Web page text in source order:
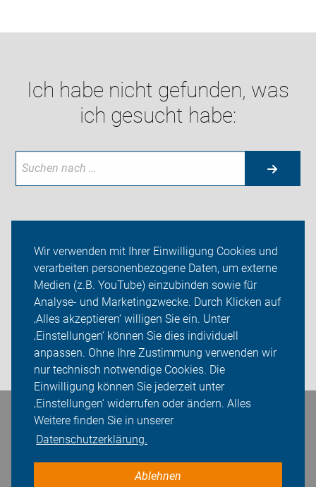
Wir verwenden mit Ihrer Einwilligung Cookies und
verarbeiten personenbezogene Daten, um externe
Medien (z.B. YouTube) einzubinden sowie für
Analyse- und Marketingzwecke. Durch Klicken auf
‚Alles akzeptieren‘ willigen Sie ein. Unter
‚Einstellungen‘ können Sie dies individuell
anpassen. Ohne Ihre Zustimmung verwenden wir
nur technisch notwendige Cookies. Die
Einwilligung können Sie jederzeit unter
‚Einstellungen‘ widerrufen oder ändern. Alles
Weitere finden Sie in unserer
Datenschutzerklärung.
Ablehnen
Ich habe nicht gefunden, was
ich gesucht habe:
Themen
ADFC Wentorf / Börnsen
Sei dabei
Login
Bleiben Sie in Kontakt